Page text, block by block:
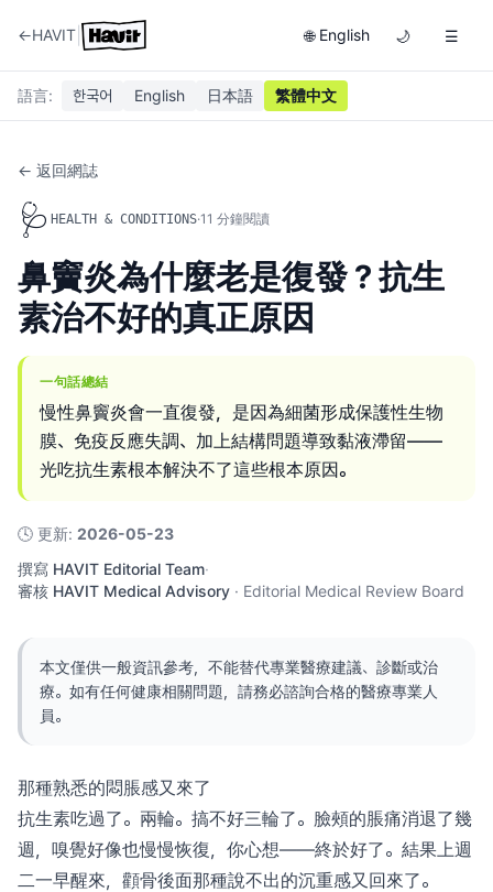
←HAVIT 🌐 English 🌙 ☰
語言: 한국어 English 日本語 繁體中文
← 返回網誌
🩺 HEALTH & CONDITIONS·11 分鐘閱讀
鼻竇炎為什麼老是復發？抗生
素治不好的真正原因
一句話總結
慢性鼻竇炎會一直復發，是因為細菌形成保護性生物
膜、免疫反應失調、加上結構問題導致黏液滯留——
光吃抗生素根本解決不了這些根本原因。
🕓 更新: 2026-05-23
撰寫 HAVIT Editorial Team·
審核 HAVIT Medical Advisory · Editorial Medical Review Board
本文僅供一般資訊參考，不能替代專業醫療建議、診斷或治
療。如有任何健康相關問題，請務必諮詢合格的醫療專業人
員。
那種熟悉的悶脹感又來了
抗生素吃過了。兩輪。搞不好三輪了。臉頰的脹痛消退了幾
週，嗅覺好像也慢慢恢復，你心想——終於好了。結果上週
二一早醒來，顴骨後面那種說不出的沉重感又回來了。